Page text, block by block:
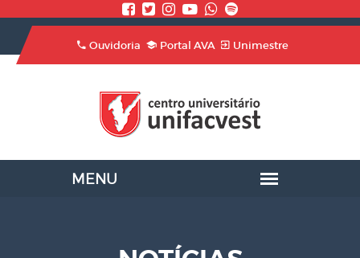
Ouvidoria Portal AVA Unimestre